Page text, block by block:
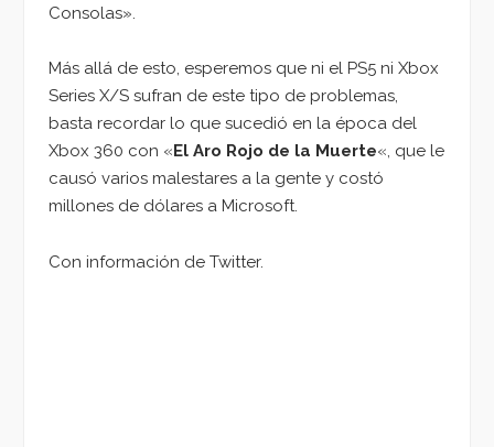
Consolas».
Más allá de esto, esperemos que ni el PS5 ni Xbox
Series X/S sufran de este tipo de problemas,
basta recordar lo que sucedió en la época del
Xbox 360 con «El Aro Rojo de la Muerte«, que le
causó varios malestares a la gente y costó
millones de dólares a Microsoft.
Con información de Twitter.